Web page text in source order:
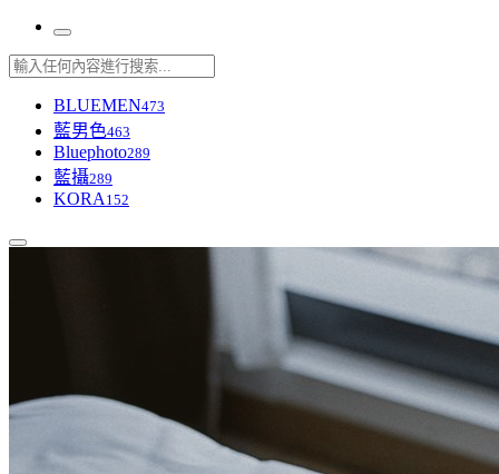
BLUEMEN473
藍男色463
Bluephoto289
藍攝289
KORA 152